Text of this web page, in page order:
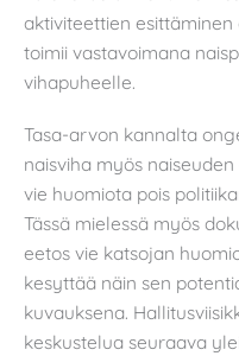
aktiviteettien
toimii vastavoimana
vihapuheelle.
Tasa-arvon kannalta
naisviha myös
vie huomiota pois
Tässä mielessä myös
eetos vie katsojan
kesyttää näin sen
kuvauksena.
keskustelua seuraava